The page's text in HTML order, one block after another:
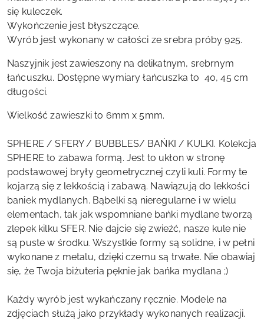
się kuleczek.
Wykończenie jest błyszczące.
Wyrób jest wykonany w całości ze srebra próby 925.
Naszyjnik jest zawieszony na delikatnym, srebrnym
łańcuszku. Dostępne wymiary łańcuszka to 40, 45 cm
długości.
Wielkość zawieszki to 6mm x 5mm.
SPHERE / SFERY / BUBBLES/ BAŃKI / KULKI. Kolekcja
SPHERE to zabawa formą. Jest to ukłon w stronę
podstawowej bryły geometrycznej czyli kuli. Formy te
kojarzą się z lekkością i zabawą. Nawiązują do lekkości
baniek mydlanych. Bąbelki są nieregularne i w wielu
elementach, tak jak wspomniane bańki mydlane tworzą
zlepek kilku SFER. Nie dajcie się zwieźć, nasze kule nie
są puste w środku. Wszystkie formy są solidne, i w pełni
wykonane z metalu, dzięki czemu są trwałe. Nie obawiaj
się, że Twoja biżuteria pęknie jak bańka mydlana ;)
Każdy wyrób jest wykańczany ręcznie. Modele na
zdjęciach służą jako przykłady wykonanych realizacji.